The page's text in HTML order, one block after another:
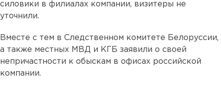
силовики в филиалах компании, визитеры не
уточнили.
Вместе с тем в Следственном комитете Белоруссии,
а также местных МВД и КГБ заявили о своей
непричастности к обыскам в офисах российской
компании.